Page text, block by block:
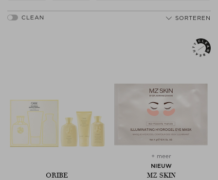
SORTEREN
ORIBE
+ meer
NIEUW
MZ SKIN